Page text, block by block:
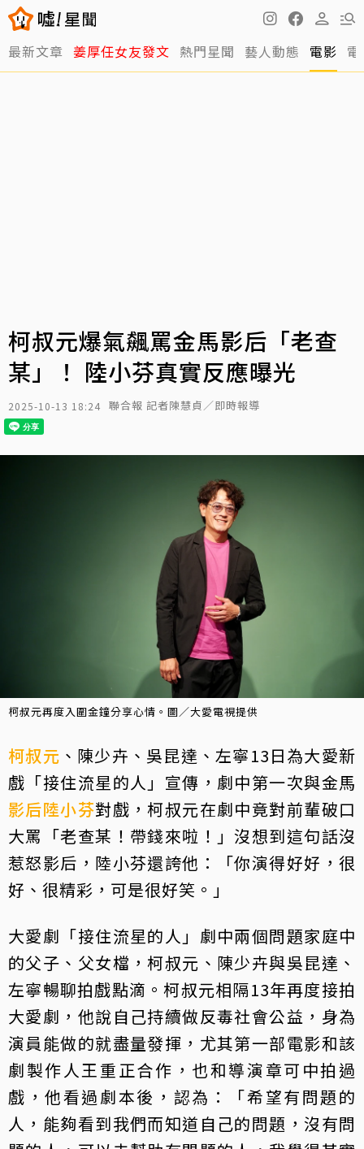
最新文章 姜厚任女友發文 熱門星聞 藝人動態 電影
柯叔元爆氣飆罵金馬影后「老查
某」！ 陸小芬真實反應曝光
2025-10-13 18:24 聯合報 記者陳慧貞／即時報導
柯叔元再度入圍金鐘分享心情。圖／大愛電視提供
柯叔元 、陳少卉、吳昆達、左寧13日為大愛新
戲「接住流星的人」宣傳，劇中第一次與金馬
影后陸小芬對戲，柯叔元在劇中竟對前輩破口
大罵「老查某！帶錢來啦！」沒想到這句話沒
惹怒影后，陸小芬還誇他：「你演得好好，很
好、很精彩，可是很好笑。」
大愛劇「接住流星的人」劇中兩個問題家庭中
的父子、父女檔，柯叔元、陳少卉與吳昆達、
左寧暢聊拍戲點滴。柯叔元相隔13年再度接拍
大愛劇，他說自己持續做反毒社會公益，身為
演員能做的就盡量發揮，尤其第一部電影和該
劇製作人王重正合作，也和導演章可中拍過
戲，他看過劇本後，認為：「希望有問題的
人，能夠看到我們而知道自己的問題，沒有問